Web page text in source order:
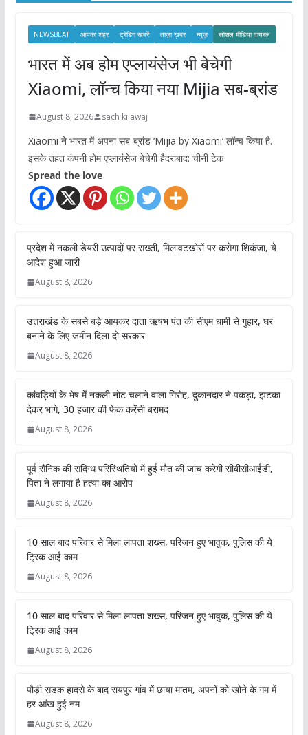
NEWSBEAT आपका शहर ट्रेंडिंग खबरें ताज़ा ख़बर न्यूज़ सोशल मीडिया वायरल
भारत में अब होम एप्लायंसेज भी बेचेगी
Xiaomi, लॉन्च किया नया Mijia सब-ब्रांड
August 8, 2026 sach ki awaj
Xiaomi ने भारत में अपना सब-ब्रांड ‘Mijia by Xiaomi’ लॉन्च किया है.
इसके तहत कंपनी होम एप्लायंसेज बेचेगी हैदराबाद: चीनी टेक
Spread the love
प्रदेश में नकली डेयरी उत्पादों पर सख्ती, मिलावटखोरों पर कसेगा शिकंजा, ये
आदेश हुआ जारी
August 8, 2026
उत्तराखंड के सबसे बड़े आयकर दाता ऋषभ पंत की सीएम धामी से गुहार, घर
बनाने के लिए जमीन दिला दो सरकार
August 8, 2026
कांवड़ियों के भेष में नकली नोट चलाने वाला गिरोह, दुकानदार ने पकड़ा, झटका
देकर भागे, 30 हजार की फेक करेंसी बरामद
August 8, 2026
पूर्व सैनिक की संदिग्ध परिस्थितियों में हुई मौत की जांच करेगी सीबीसीआईडी,
पिता ने लगाया है हत्या का आरोप
August 8, 2026
10 साल बाद परिवार से मिला लापता शख्स, परिजन हुए भावुक, पुलिस की ये
ट्रिक आई काम
August 8, 2026
10 साल बाद परिवार से मिला लापता शख्स, परिजन हुए भावुक, पुलिस की ये
ट्रिक आई काम
August 8, 2026
पौड़ी सड़क हादसे के बाद रायपुर गांव में छाया मातम, अपनों को खोने के गम में
हर आंख हुई नम
August 8, 2026